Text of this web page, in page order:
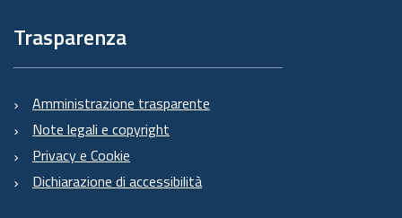
Trasparenza
Amministrazione trasparente
Note legali e copyright
Privacy e Cookie
Dichiarazione di accessibilità